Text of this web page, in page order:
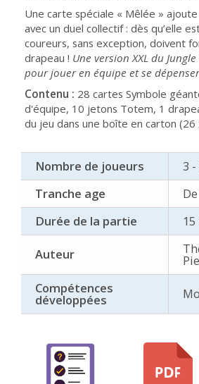
Une carte spéciale « Mêlée »
avec un duel collectif : dès qu’elle
coureurs, sans exception, doivent
drapeau ! Une version XXL du
pour jouer en équipe et se
Contenu : 28 cartes Symbole
d'équipe, 10 jetons Totem, 1
du jeu dans une boîte en carton (26
Nombre de joueurs
3 -
Tranche age
Durée de la partie
Auteur
Compétences
développées